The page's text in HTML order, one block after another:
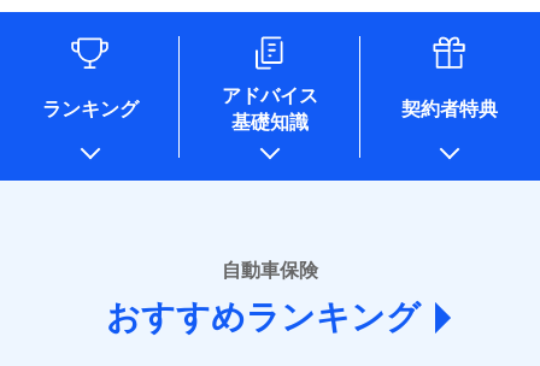
情報を取引のある他の保険会社の商品・サービスをご提案す
るために利用させていただくことがあります。）
各種セミナーの開催のため
コンサルティングサービスの実施のため
アンケートやキャンペーン等の実施のため
上記に係る案内・手続き・管理等付帯業務を行うため
* 当社が委託を受けている保険会社の情報は、保険会社のホ
ームページに掲載しておりますので、ご確認ください。
あいおいニッセイ同和損害保険株式会社
(https://www.aioinissaydowa.co.jp/)
アクサ損害保険株式会社 (https://www.axa-
direct.co.jp/)
ランキング
アドバイス
基礎知識
契約者特典
自動車保険
おすすめランキング